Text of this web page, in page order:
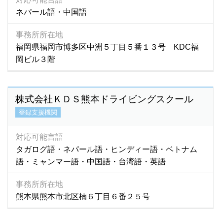
ネパール語・中国語
事務所所在地
福岡県福岡市博多区中洲５丁目５番１３号 KDC福
岡ビル３階
株式会社ＫＤＳ熊本ドライビングスクール
登録支援機関
対応可能言語
タガログ語・ネパール語・ヒンディー語・ベトナム
語・ミャンマー語・中国語・台湾語・英語
事務所所在地
熊本県熊本市北区楠６丁目６番２５号